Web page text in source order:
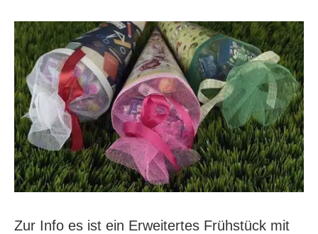
Zur Info es ist ein Erweitertes Frühstück mit